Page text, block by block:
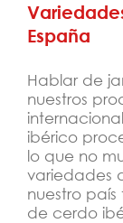
España
Hablar de
nuestros
ibérico
lo que no
variedades
nuestro
de cerdo